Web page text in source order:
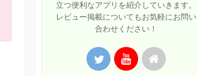
立つ便利なアプリを紹介していきます。
レビュー掲載についてもお気軽にお問い
合わせください！